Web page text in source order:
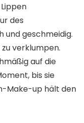
des
und geschmeidig.
verklumpen.
auf die
bis sie
Make-up hält den